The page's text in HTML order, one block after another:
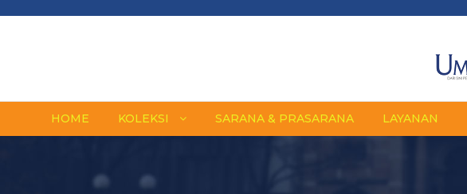
HOME KOLEKSI SARANA & PRASARANA LAYANAN